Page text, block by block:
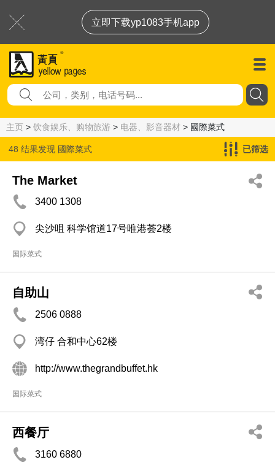
立即下载yp1083手机app
主页 > 饮食娱乐、购物旅游 > 电器、影音器材 > 國際菜式
48 结果发现 國際菜式 已筛选
The Market
3400 1308
尖沙咀 科学馆道17号唯港荟2楼
国际菜式
自助山
2506 0888
湾仔 合和中心62楼
http://www.thegrandbuffet.hk
国际菜式
西餐厅
3160 6880